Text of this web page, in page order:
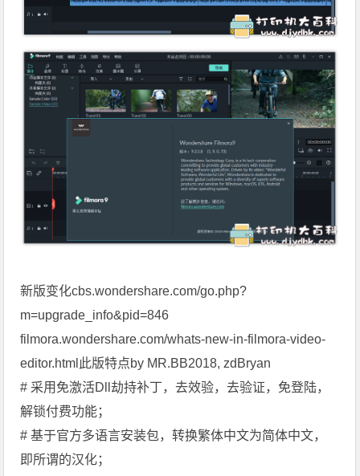
新版变化cbs.wondershare.com/go.php?
m=upgrade_info&pid=846
filmora.wondershare.com/whats-new-in-filmora-video-
editor.html此版特点by MR.BB2018, zdBryan
# 采用免激活Dll劫持补丁，去效验，去验证，免登陆，
解锁付费功能；
# 基于官方多语言安装包，转换繁体中文为简体中文，
即所谓的汉化；